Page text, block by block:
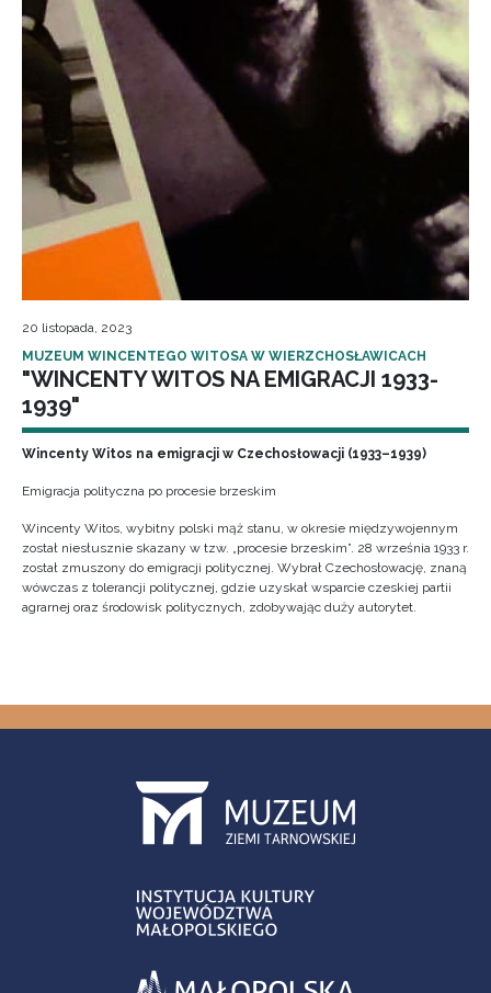
20 listopada, 2023
MUZEUM WINCENTEGO WITOSA W WIERZCHOSŁAWICACH
"WINCENTY WITOS NA EMIGRACJI 1933-
1939"
Wincenty Witos na emigracji w Czechosłowacji (1933–1939)
Emigracja polityczna po procesie brzeskim
Wincenty Witos, wybitny polski mąż stanu, w okresie międzywojennym
został niesłusznie skazany w tzw. „procesie brzeskim”. 28 września 1933 r.
został zmuszony do emigracji politycznej. Wybrał Czechosłowację, znaną
wówczas z tolerancji politycznej, gdzie uzyskał wsparcie czeskiej partii
agrarnej oraz środowisk politycznych, zdobywając duży autorytet.